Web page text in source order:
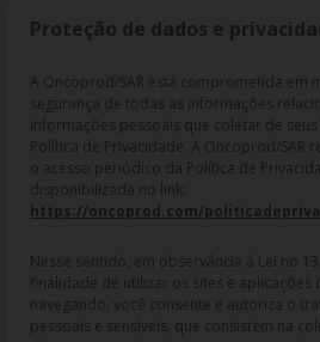
RAZÃO SOCIAL: ONCO PROD DIST. DE
04.307.650/0019-64 | IE: 119.242.793.110 |
100 2º andar CJ 21 22 - Vila Olímpia
Farmacêutico responsável: Dra. Gislaine
| AFE: 7.60997-7 | CMVS:
Proteção de dados e
A Oncoprod/SAR está comprometida em
segurança de todas as informações
informações pessoais que coletar de
Política de Privacidade. A Oncoprod/SAR
o acesso periódico da Política de
disponibilizada no link:
https://oncoprod.com/
Nesse sentido, em observância à Lei no
finalidade de utilizar os sites e aplicações
navegando, você consente e autoriza o
pessoais e sensíveis, que consistem na